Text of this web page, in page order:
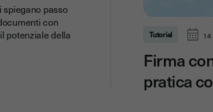
passo
con
potenziale della
Tutorial 14
Firma
pratica